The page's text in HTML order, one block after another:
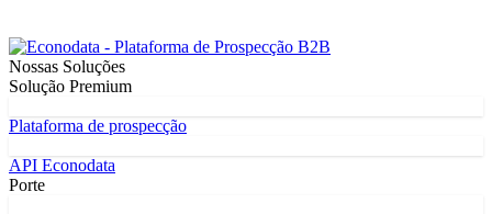
Nossas Soluções
Solução Premium
Plataforma de prospecção
API Econodata
Porte